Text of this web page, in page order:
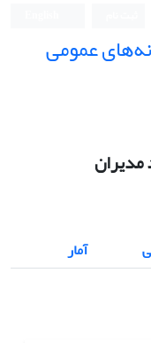
عمومی
آمار